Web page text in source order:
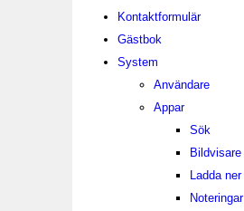
Kontaktformulär
Gästbok
System
Användare
Appar
Sök
Bildvisare
Ladda ner
Noteringar